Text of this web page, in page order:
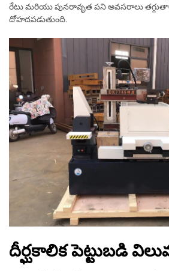
రేటు మరియు పునరావృత పని అవసరాలు
దోహదపడుతుంది.
దీర్ఘకాలిక పెట్టుబడి